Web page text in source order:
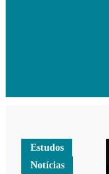
Estudos
Notícias